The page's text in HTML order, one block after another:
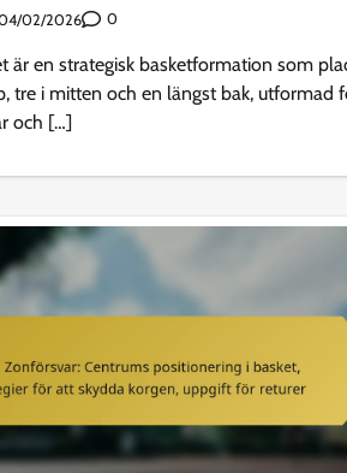
02/2026 0
är en strategisk basketformation som
tre i mitten och en längst bak, utformad
och […]